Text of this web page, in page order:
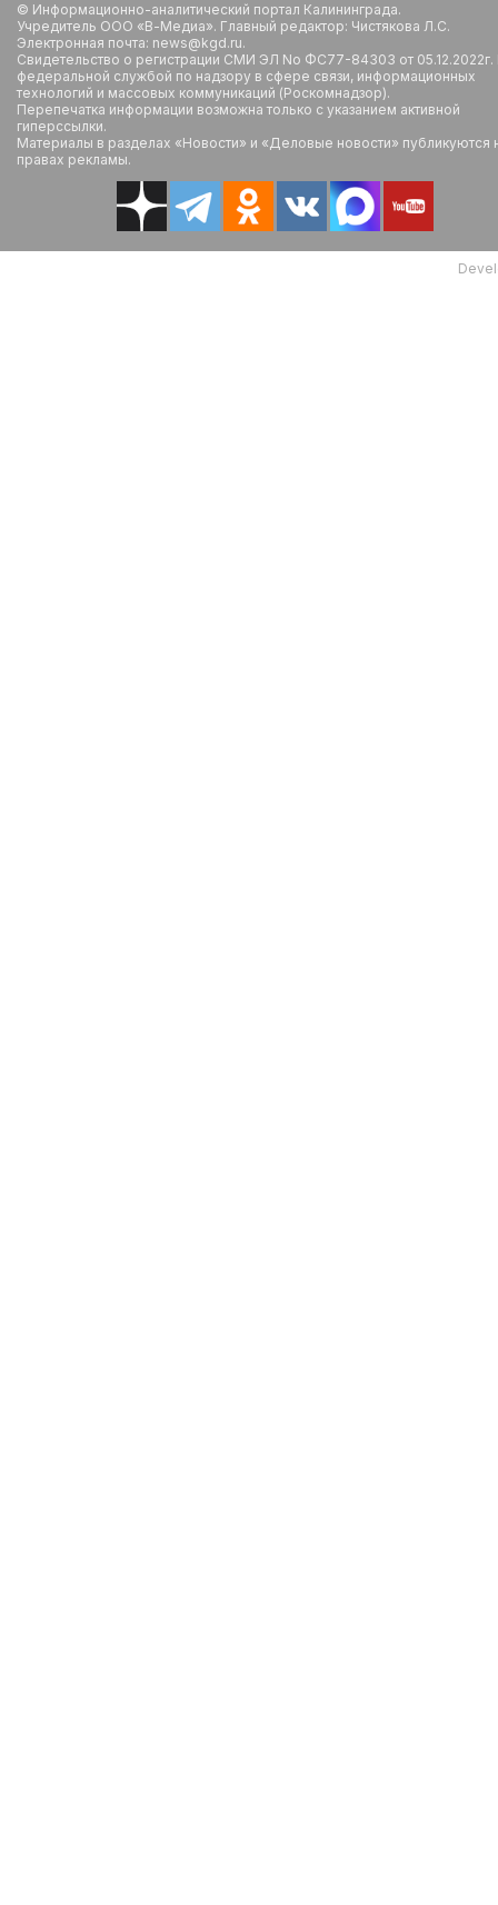
© Информационно-аналитический портал Калининграда.
Учредитель ООО «В-Медиа». Главный редактор: Чистякова Л.С.
Электронная почта: news@kgd.ru.
Свидетельство о регистрации СМИ ЭЛ No ФС77-84303 от
федеральной службой по надзору в сфере связи, информационных
технологий и массовых коммуникаций (Роскомнадзор).
Перепечатка информации возможна только с указанием активной
гиперссылки.
Материалы в разделах «Новости» и «Деловые новости» публикуются
правах рекламы.